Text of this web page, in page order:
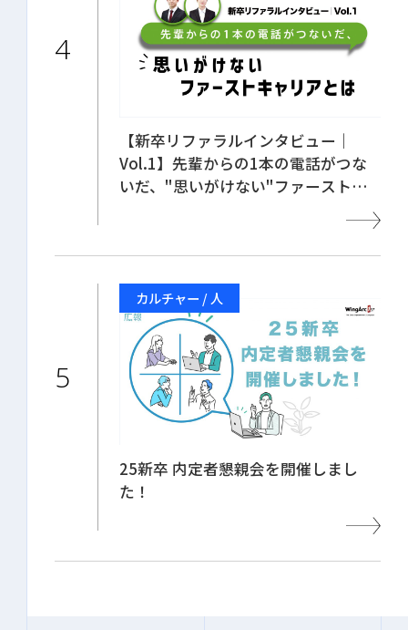
【新卒リファラルインタビュー｜
Vol.1】先輩からの1本の電話がつな
いだ、"思いがけない"ファーストキ
カルチャー / 人
25新卒 内定者懇親会を開催しまし
た！